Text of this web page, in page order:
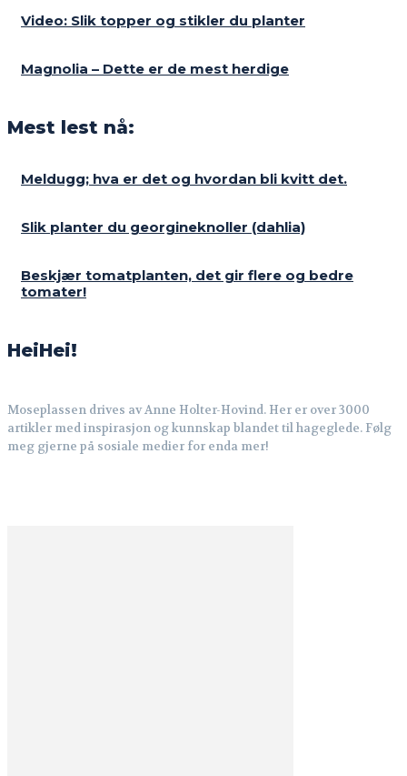
Video: Slik topper og stikler du planter
Magnolia – Dette er de mest herdige
Mest lest nå:
Meldugg; hva er det og hvordan bli kvitt det.
Slik planter du georgineknoller (dahlia)
Beskjær tomatplanten, det gir flere og bedre
tomater!
HeiHei!
Moseplassen drives av Anne Holter-Hovind. Her er over 3000
artikler med inspirasjon og kunnskap blandet til hageglede. Følg
meg gjerne på sosiale medier for enda mer!